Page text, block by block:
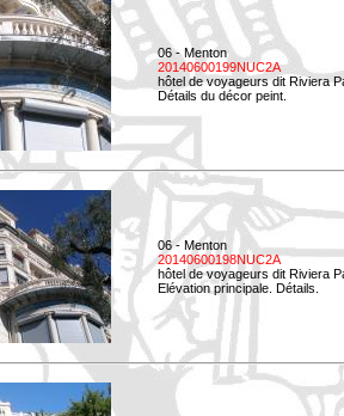
06 - Menton
20140600199NUC2A
hôtel de voyageurs dit Riviera
Détails du décor peint.
06 - Menton
20140600198NUC2A
hôtel de voyageurs dit Riviera
Elévation principale. Détails.